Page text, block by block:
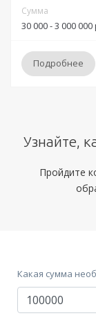
Сумма
30 000 - 3 000 000
Подробнее
Решение:
до 15
Получение:
Документы
Узнайте,
Пройдите
Какая сумма